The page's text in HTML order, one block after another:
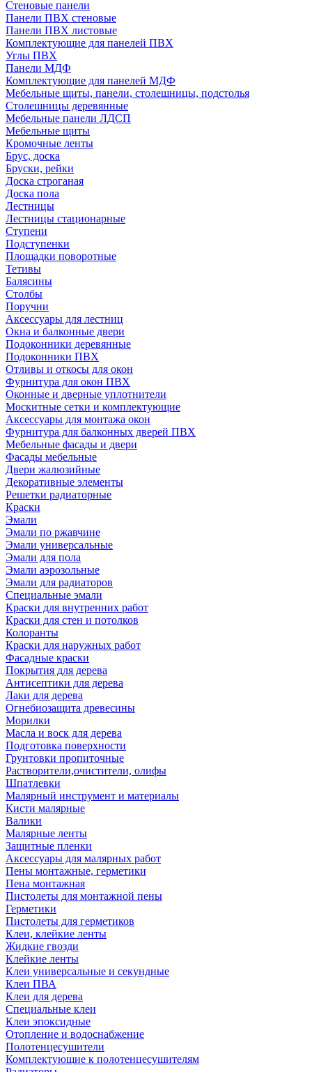
Стеновые панели
Панели ПВХ стеновые
Панели ПВХ листовые
Комплектующие для панелей ПВХ
Углы ПВХ
Панели МДФ
Комплектующие для панелей МДФ
Мебельные щиты, панели, столешницы, подстолья
Столешницы деревянные
Мебельные панели ЛДСП
Мебельные щиты
Кромочные ленты
Брус, доска
Бруски, рейки
Доска строганая
Доска пола
Лестницы
Лестницы стационарные
Ступени
Подступенки
Площадки поворотные
Тетивы
Балясины
Столбы
Поручни
Аксессуары для лестниц
Окна и балконные двери
Подоконники деревянные
Подоконники ПВХ
Отливы и откосы для окон
Фурнитура для окон ПВХ
Оконные и дверные уплотнители
Москитные сетки и комплектующие
Аксессуары для монтажа окон
Фурнитура для балконных дверей ПВХ
Мебельные фасады и двери
Фасады мебельные
Двери жалюзийные
Декоративные элементы
Решетки радиаторные
Краски
Эмали
Эмали по ржавчине
Эмали универсальные
Эмали для пола
Эмали аэрозольные
Эмали для радиаторов
Специальные эмали
Краски для внутренних работ
Краски для стен и потолков
Колоранты
Краски для наружных работ
Фасадные краски
Покрытия для дерева
Антисептики для дерева
Лаки для дерева
Огнебиозащита древесины
Морилки
Масла и воск для дерева
Подготовка поверхности
Грунтовки пропиточные
Растворители,очистители, олифы
Шпатлевки
Малярный инструмент и материалы
Кисти малярные
Валики
Малярные ленты
Защитные пленки
Аксессуары для малярных работ
Пены монтажные, герметики
Пена монтажная
Пистолеты для монтажной пены
Герметики
Пистолеты для герметиков
Клеи, клейкие ленты
Жидкие гвозди
Клейкие ленты
Клеи универсальные и секундные
Клеи ПВА
Клеи для дерева
Специальные клеи
Клеи эпоксидные
Отопление и водоснабжение
Полотенцесушители
Комплектующие к полотенцесушителям